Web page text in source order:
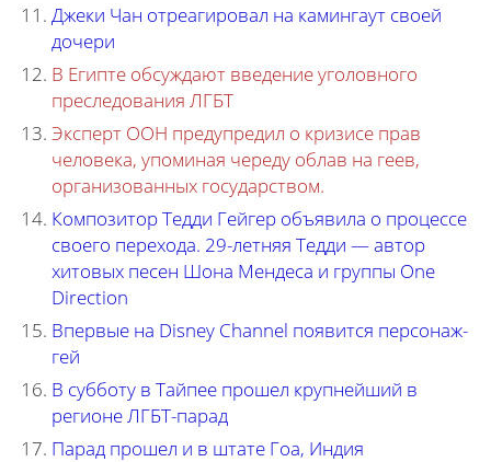
Джеки Чан отреагировал на камингаут своей
дочери
В Египте обсуждают введение уголовного
преследования ЛГБТ
Эксперт ООН предупредил о кризисе прав
человека, упоминая череду облав на геев,
организованных государством.
Композитор Тедди Гейгер объявила о процессе
своего перехода. 29-летняя Тедди — автор
хитовых песен Шона Мендеса и группы One
Direction
Впервые на Disney Channel появится персонаж-
гей
В субботу в Тайпее прошел крупнейший в
регионе ЛГБТ-парад
Парад прошел и в штате Гоа, Индия